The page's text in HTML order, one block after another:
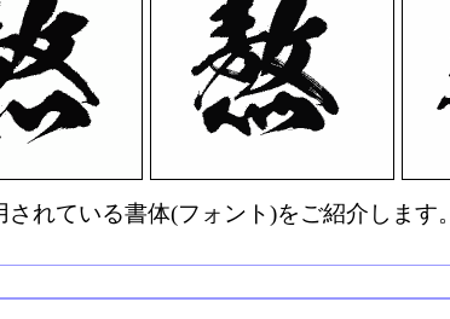
れている書体(フォント)をご紹介します。